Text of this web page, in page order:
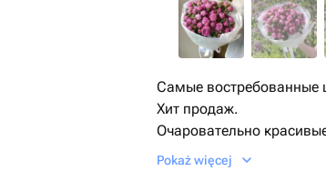
Самые востребованные
Хит продаж.
Очаровательно
самые теплые чувства.
Pokaż więcej